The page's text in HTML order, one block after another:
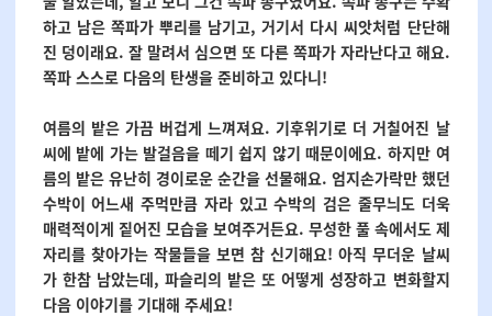
하고 남은 쪽파가 뿌리를 남기고, 거기서 다시 씨앗처럼 단단해
진 덩이래요. 잘 말려서 심으면 또 다른 쪽파가 자라난다고 해요.
쪽파 스스로 다음의 탄생을 준비하고 있다니!
여름의 밭은 가끔 버겁게 느껴져요. 기후위기로 더 거칠어진 날
씨에 밭에 가는 발걸음을 떼기 쉽지 않기 때문이에요. 하지만 여
름의 밭은 유난히 경이로운 순간을 선물해요. 엄지손가락만 했던
수박이 어느새 주먹만큼 자라 있고 수박의 검은 줄무늬도 더욱
매력적이게 짙어진 모습을 보여주거든요. 무성한 풀 속에서도 제
자리를 찾아가는 작물들을 보면 참 신기해요! 아직 무더운 날씨
가 한참 남았는데, 파슬리의 밭은 또 어떻게 성장하고 변화할지
다음 이야기를 기대해 주세요!